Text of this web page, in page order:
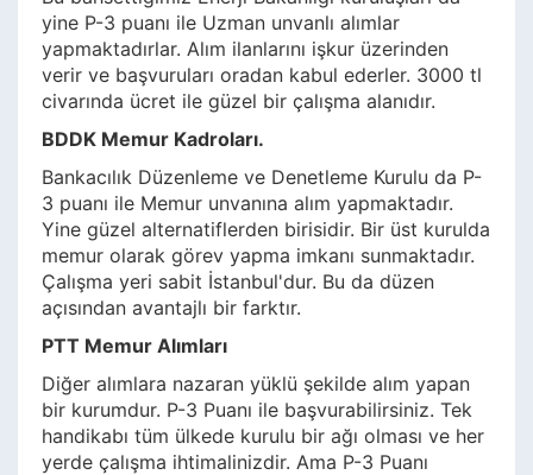
yine P-3 puanı ile Uzman unvanlı alımlar
yapmaktadırlar. Alım ilanlarını işkur üzerinden
verir ve başvuruları oradan kabul ederler. 3000 tl
civarında ücret ile güzel bir çalışma alanıdır.
BDDK Memur Kadroları.
Bankacılık Düzenleme ve Denetleme Kurulu da P-
3 puanı ile Memur unvanına alım yapmaktadır.
Yine güzel alternatiflerden birisidir. Bir üst kurulda
memur olarak görev yapma imkanı sunmaktadır.
Çalışma yeri sabit İstanbul'dur. Bu da düzen
açısından avantajlı bir farktır.
PTT Memur Alımları
Diğer alımlara nazaran yüklü şekilde alım yapan
bir kurumdur. P-3 Puanı ile başvurabilirsiniz. Tek
handikabı tüm ülkede kurulu bir ağı olması ve her
yerde çalışma ihtimalinizdir. Ama P-3 Puanı